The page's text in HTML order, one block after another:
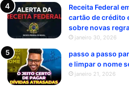
Receita Federal
cartão de crédito
sobre novas
janeiro 30, 2026
passo a passo
e limpar o nome
janeiro 21, 2026